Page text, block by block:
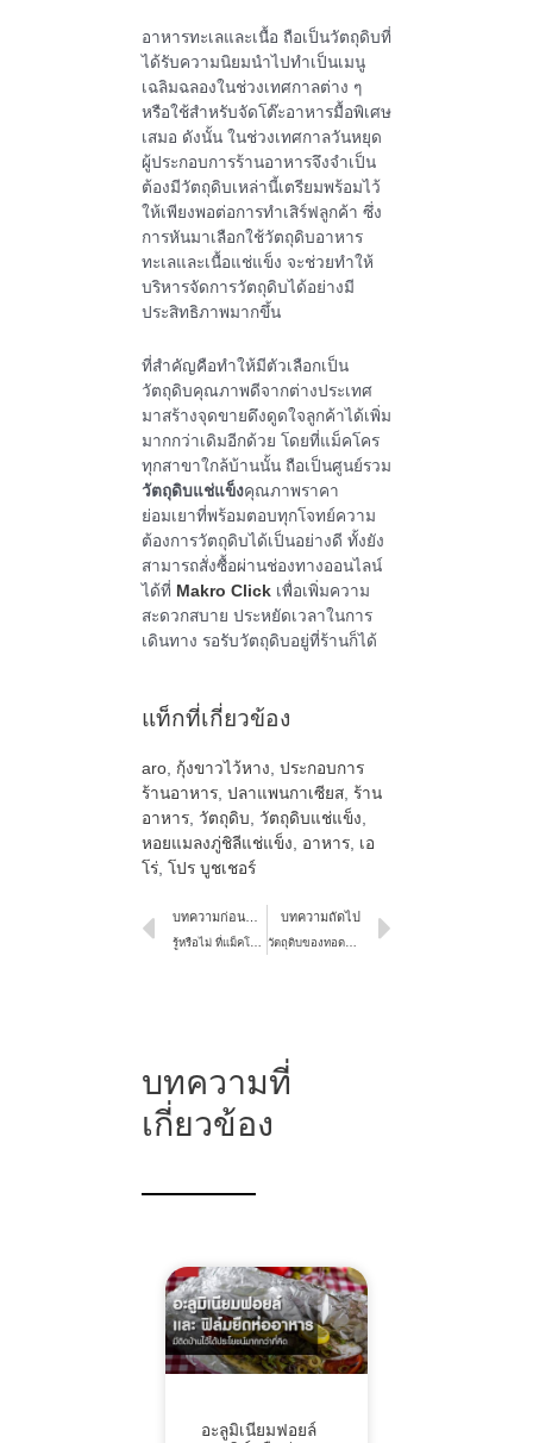
อาหารทะเลและเนื้อ ถือเป็นวัตถุดิบที่
ได้รับความนิยมนำไปทำเป็นเมนู
เฉลิมฉลองในช่วงเทศกาลต่าง ๆ
หรือใช้สำหรับจัดโต๊ะอาหารมื้อพิเศษ
เสมอ ดังนั้น ในช่วงเทศกาลวันหยุด
ผู้ประกอบการร้านอาหารจึงจำเป็น
ต้องมีวัตถุดิบเหล่านี้เตรียมพร้อมไว้
ให้เพียงพอต่อการทำเสิร์ฟลูกค้า ซึ่ง
การหันมาเลือกใช้วัตถุดิบอาหาร
ทะเลและเนื้อแช่แข็ง จะช่วยทำให้
บริหารจัดการวัตถุดิบได้อย่างมี
ประสิทธิภาพมากขึ้น
ที่สำคัญคือทำให้มีตัวเลือกเป็น
วัตถุดิบคุณภาพดีจากต่างประเทศ
มาสร้างจุดขายดึงดูดใจลูกค้าได้เพิ่ม
มากกว่าเดิมอีกด้วย โดยที่แม็คโคร
ทุกสาขาใกล้บ้านนั้น ถือเป็นศูนย์รวม
วัตถุดิบแช่แข็งคุณภาพราคา
ย่อมเยาที่พร้อมตอบทุกโจทย์ความ
ต้องการวัตถุดิบได้เป็นอย่างดี ทั้งยัง
สามารถสั่งซื้อผ่านช่องทางออนไลน์
ได้ที่ Makro Click เพื่อเพิ่มความ
สะดวกสบาย ประหยัดเวลาในการ
เดินทาง รอรับวัตถุดิบอยู่ที่ร้านก็ได้
แท็กที่เกี่ยวข้อง
aro, กุ้งขาวไว้หาง, ประกอบการ
ร้านอาหาร, ปลาแพนกาเซียส, ร้าน
อาหาร, วัตถุดิบ, วัตถุดิบแช่แข็ง,
หอยแมลงภู่ชิลีแช่แข็ง, อาหาร, เอ
โร่, โปร บูชเชอร์
บทความก่อนหน้า
รู้หรือไม่ ที่แม็คโครคือสวรรค์ของคนรักเนื้อ
บทความถัดไป
วัตถุดิบของทอดขายดีเพิ่มกำไร ช่วงปีใหม่และหน้าเทศกาล
บทความที่
เกี่ยวข้อง
อะลูมิเนียมฟอยล์